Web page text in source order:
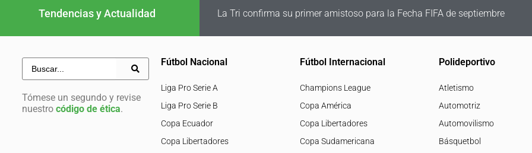
Tendencias y Actualidad La Tri confirma su primer amistoso para la Fecha FIFA de septiembre
Tómese un segundo y revise
nuestro código de ética.
Fútbol Nacional
Liga Pro Serie A
Liga Pro Serie B
Copa Ecuador
Copa Libertadores
Fútbol Internacional
Champions League
Copa América
Copa Libertadores
Copa Sudamericana
Polideportivo
Atletismo
Automotriz
Automovilismo
Básquetbol